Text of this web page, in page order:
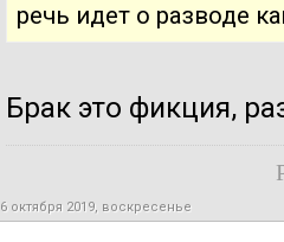
речь идет о разводе
Брак это фикция,
6 октября 2019, воскресенье